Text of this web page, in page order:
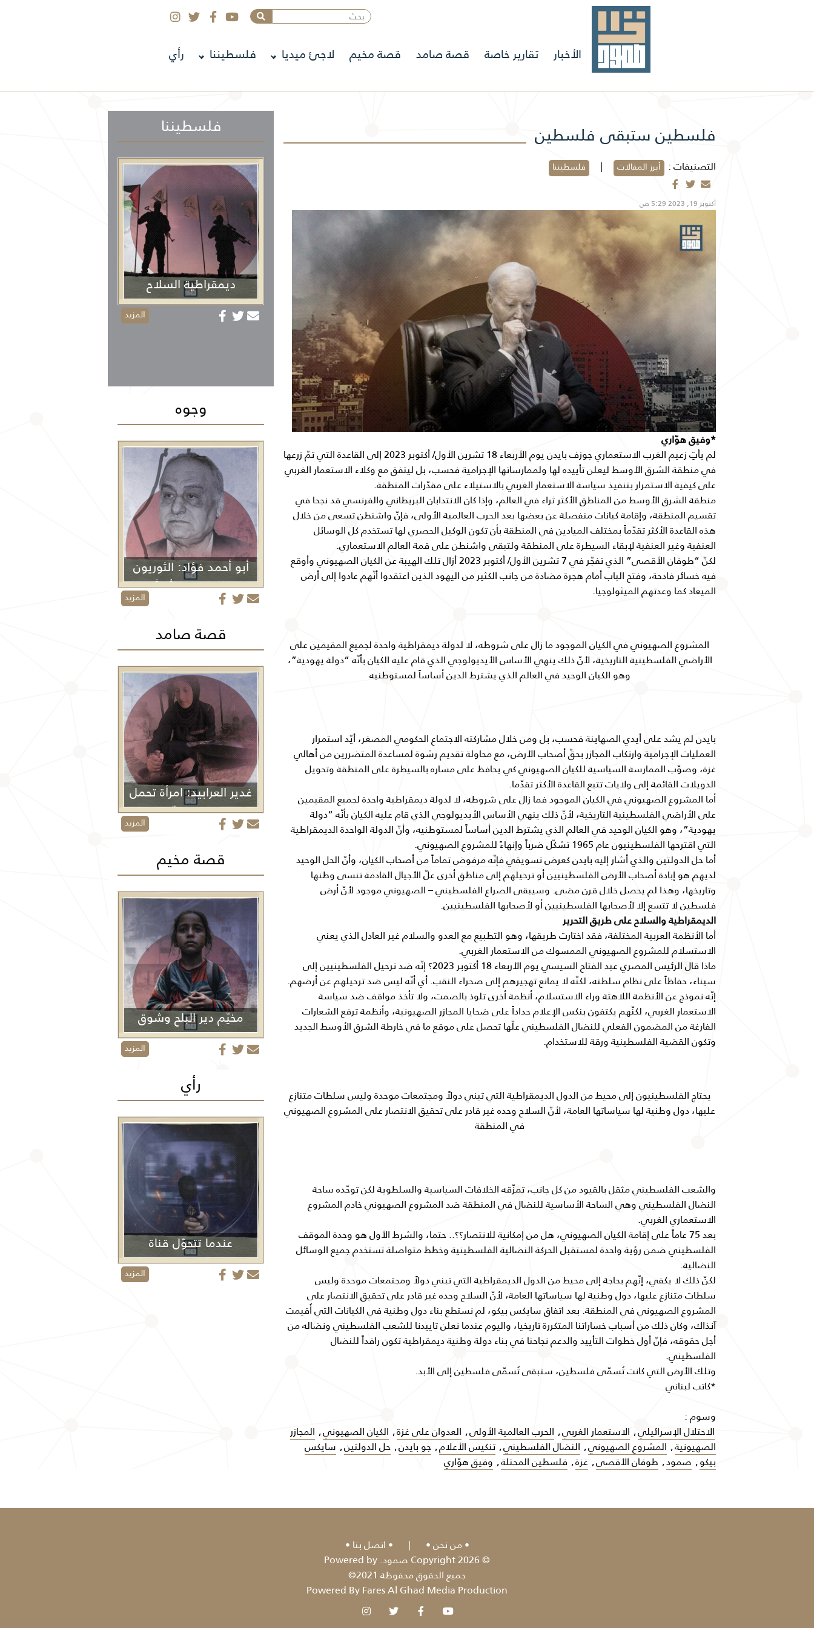
الأخبار تقارير خاصة قصة صامد قصة مخيم لاجئ ميديا فلسطيننا رأي
فلسطين ستبقى فلسطين
التصنيفات : أبرز المقالات | فلسطيننا
أكتوبر 19, 2023 5:29 ص
*وفيق هوّاري
لم يأتِ زعيم الغرب الاستعماري جوزف بايدن يوم الأربعاء 18 تشرين الأول/ أكتوبر 2023 إلى القاعدة التي تمّ زرعها
في منطقة الشرق الأوسط ليعلن تأييده لها ولممارساتها الإجرامية فحسب، بل ليتفق مع وكلاء الاستعمار الغربي
على كيفية الاستمرار بتنفيذ سياسة الاستعمار الغربي بالاستيلاء على مقدّرات المنطقة.
منطقة الشرق الأوسط من المناطق الأكثر ثراء في العالم، وإذا كان الانتدابان البريطاني والفرنسي قد نجحا في
تقسيم المنطقة، وإقامة كيانات منفصلة عن بعضها بعد الحرب العالمية الأولى، فإنّ واشنطن تسعى من خلال
هذه القاعدة الأكثر تقدّماً بمختلف الميادين في المنطقة بأن تكون الوكيل الحصري لها تستخدم كل الوسائل
العنفية وغير العنفية لإبقاء السيطرة على المنطقة ولتبقى واشنطن على قمة العالم الاستعماري.
لكنّ “طوفان الأقصى” الذي تفجّر في 7 تشرين الأول/ أكتوبر 2023 أزال تلك الهيبة عن الكيان الصهيوني وأوقع
فيه خسائر فادحة، وفتح الباب أمام هجرة مضادة من جانب الكثير من اليهود الذين اعتقدوا أنّهم عادوا إلى أرض
الميعاد كما وعدتهم الميثولوجيا.
المشروع الصهيوني في الكيان الموجود ما زال على شروطه، لا لدولة ديمقراطية واحدة لجميع المقيمين على
الأراضي الفلسطينية التاريخية، لأنّ ذلك ينهي الأساس الأيديولوجي الذي قام عليه الكيان بأنّه “دولة يهودية”،
وهو الكيان الوحيد في العالم الذي يشترط الدين أساساً لمستوطنيه
بايدن لم يشد على أيدي الصهاينة فحسب، بل ومن خلال مشاركته الاجتماع الحكومي المصغر، أيّد استمرار
العمليات الإجرامية وارتكاب المجازر بحقّ أصحاب الأرض، مع محاولة تقديم رشوة لمساعدة المتضررين من أهالي
غزة، وصوّب الممارسة السياسية للكيان الصهيوني كي يحافظ على مساره بالسيطرة على المنطقة وتحويل
الدويلات القائمة إلى ولايات تتبع القاعدة الأكثر تقدّما.
أما المشروع الصهيوني في الكيان الموجود فما زال على شروطه، لا لدولة ديمقراطية واحدة لجميع المقيمين
على الأراضي الفلسطينية التاريخية، لأنّ ذلك ينهي الأساس الأيديولوجي الذي قام عليه الكيان بأنّه “دولة
يهودية”، وهو الكيان الوحيد في العالم الذي يشترط الدين أساساً لمستوطنيه، وأنّ الدولة الواحدة الديمقراطية
التي اقترحها الفلسطينيون عام 1965 تشكّل ضرباً وإنهاءً للمشروع الصهيوني.
أما حل الدولتين والذي أشار إليه بايدن كعرض تسويقي فإنّه مرفوض تماماً من أصحاب الكيان، وأنّ الحل الوحيد
لديهم هو إبادة أصحاب الأرض الفلسطينيين أو ترحيلهم إلى مناطق أخرى علّ الأجيال القادمة تنسى وطنها
وتاريخها، وهذا لم يحصل خلال قرن مضى. وسيبقى الصراع الفلسطيني – الصهيوني موجود لأنّ أرض
فلسطين لا تتسع إلا لأصحابها الفلسطينيين أو لأصحابها الفلسطينيين.
الديمقراطية والسلاح على طريق التحرير
أما الأنظمة العربية المختلفة، فقد اختارت طريقها، وهو التطبيع مع العدو والسلام غير العادل الذي يعني
الاستسلام للمشروع الصهيوني الممسوك من الاستعمار الغربي.
ماذا قال الرئيس المصري عبد الفتاح السيسي يوم الأربعاء 18 أكتوبر 2023؟ إنّه ضد ترحيل الفلسطينيين إلى
سيناء، حفاظاً على نظام سلطته، لكنّه لا يمانع تهجيرهم إلى صحراء النقب. أي أنّه ليس ضد ترحيلهم عن أرضهم.
إنّه نموذج عن الأنظمة اللاهثة وراء الاستسلام، أنظمة أخرى تلوذ بالصمت، ولا تأخذ مواقف ضد سياسة
الاستعمار الغربي، لكنّهم يكتفون بنكس الإعلام حداداً على ضحايا المجازر الصهيونية، وأنظمة ترفع الشعارات
الفارغة من المضمون الفعلي للنضال الفلسطيني علّها تحصل على موقع ما في خارطة الشرق الأوسط الجديد
وتكون القضية الفلسطينية ورقة للاستخدام.
يحتاج الفلسطينيون إلى محيط من الدول الديمقراطية التي تبني دولاً ومجتمعات موحدة وليس سلطات متنازع
عليها، دول وطنية لها سياساتها العامة، لأنّ السلاح وحده غير قادر على تحقيق الانتصار على المشروع الصهيوني
في المنطقة
والشعب الفلسطيني مثقل بالقيود من كل جانب، تمزّقه الخلافات السياسية والسلطوية لكن توحّده ساحة
النضال الفلسطيني وهي الساحة الأساسية للنضال في المنطقة ضد المشروع الصهيوني خادم المشروع
الاستعماري الغربي.
بعد 75 عاماً على إقامة الكيان الصهيوني، هل من إمكانية للانتصار؟؟.. حتما، والشرط الأول هو وحدة الموقف
الفلسطيني ضمن رؤية واحدة لمستقبل الحركة النضالية الفلسطينية وخطط متواصلة تستخدم جميع الوسائل
النضالية.
لكنّ ذلك لا يكفي، إنّهم بحاجة إلى محيط من الدول الديمقراطية التي تبني دولاً ومجتمعات موحدة وليس
سلطات متنازع عليها، دول وطنية لها سياساتها العامة، لأنّ السلاح وحده غير قادر على تحقيق الانتصار على
المشروع الصهيوني في المنطقة. بعد اتفاق سايكس بيكو، لم نستطع بناء دول وطنية في الكيانات التي أُقيمت
آنذاك، وكان ذلك من أسباب خساراتنا المتكررة تاريخيا، واليوم عندما نعلن تاييدنا للشعب الفلسطيني ونضاله من
أجل حقوقه، فإنّ أول خطوات التأييد والدعم نجاحنا في بناء دولة وطنية ديمقراطية تكون رافداً للنضال
الفلسطيني.
وتلك الأرض التي كانت تُسمّى فلسطين، ستبقى تُسمّى فلسطين إلى الأبد.
*كاتب لبناني
وسوم :
الاحتلال الإسرائيلي, الاستعمار الغربي, الحرب العالمية الأولى, العدوان على غزة, الكيان الصهيوني, المجازر
الصهيونية, المشروع الصهيوني, النضال الفلسطيني, تنكيس الأعلام, جو بايدن, حل الدولتين, سايكس
بيكو, صمود, طوفان الأقصى, غزة, فلسطين المحتلة, وفيق هوّاري
فلسطيننا
ديمقراطية السلاح
المزيد
وجوه
أبو أحمد فؤاد: الثوريون
لا يموتون أبداً
المزيد
قصة صامد
غدير العرابيد: امرأة تحمل
غزة في كفّيها
المزيد
قصة مخيم
مخيّم دير البلح وشوق
الأولاد
المزيد
رأي
عندما تتحوّل قناة
الجزيرة من منبر إعلامي إلى منصة دعائية
المزيد
من نحن |
اتصل بنا
© 2026 Copyright صمود. Powered by
جميع الحقوق محفوظة 2021©
Powered By Fares Al Ghad Media Production